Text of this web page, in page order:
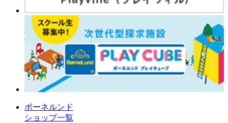
ボーネルンド
ショップ一覧